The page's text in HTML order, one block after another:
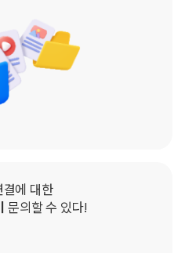
결에 대한
문의할 수 있다!